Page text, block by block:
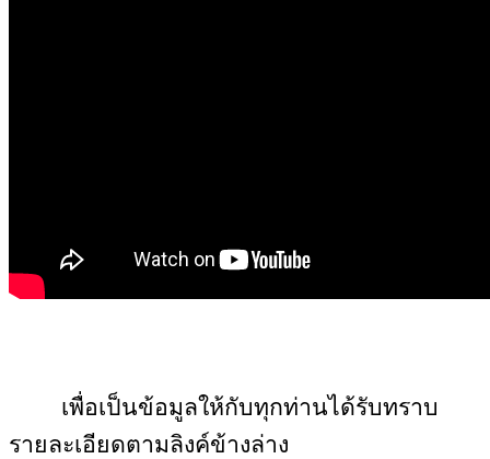
เพื่อเป็นข้อมูลให้กับทุกท่านได้รับทราบ
รายละเอียดตามลิงค์ข้างล่าง